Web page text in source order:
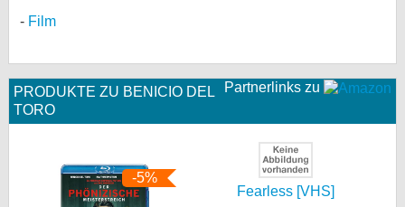
Film
Partnerlinks zu
PRODUKTE ZU BENICIO DEL
TORO
-5%
Fearless [VHS]